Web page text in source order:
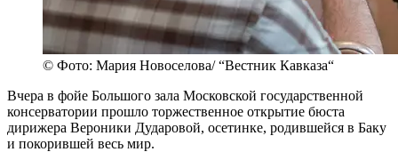
© Фото: Мария Новоселова/ “Вестник Кавказа“
Вчера в фойе Большого зала Московской государственной
консерватории прошло торжественное открытие бюста
дирижера Вероники Дударовой, осетинке, родившейся в Баку
и покорившей весь мир.